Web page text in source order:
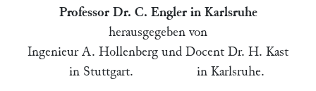
Professor Dr. C. Engler in Karlsruhe
herausgegeben von
Ingenieur A. Hollenberg und Docent Dr. H. Kast
in Stuttgart. in Karlsruhe.